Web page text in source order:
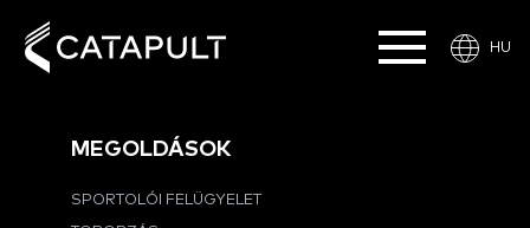
HU
MEGOLDÁSOK
SPORTOLÓI FELÜGYELET